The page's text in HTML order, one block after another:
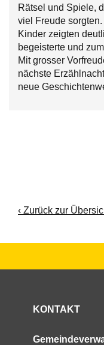
Rätsel und Spiele,
viel Freude
Kinder zeigten
begeisterte und
Mit grosser
nächste
neue
‹ Zurück zur
KONTAKT